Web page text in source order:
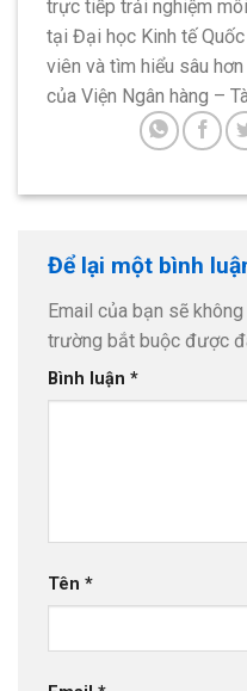
trực tiếp trải nghiệm
tại Đại học Kinh tế
viên và tìm hiểu sâu
của Viện Ngân hàng –
Để lại một bình
Email của bạn sẽ
trường bắt buộc được
Bình luận *
Tên *